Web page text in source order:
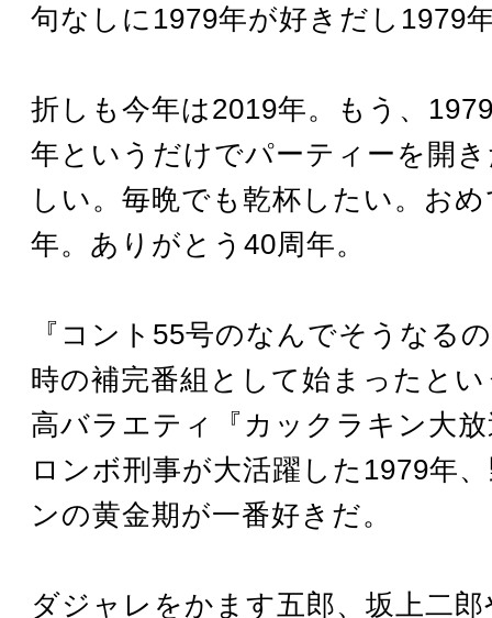
句なしに1979年が好きだし1979
折しも今年は2019年。もう、
年というだけでパーティーを開
しい。毎晩でも乾杯したい。お
年。ありがとう40周年。
『コント55号のなんでそうなる
時の補完番組として始まったと
高バラエティ『カックラキン大
ロンボ刑事が大活躍した1979年
ンの黄金期が一番好きだ。
ダジャレをかます五郎、坂上二